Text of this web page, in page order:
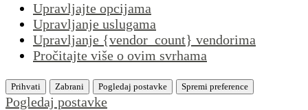
Upravljajte opcijama
Upravljanje uslugama
Upravljanje {vendor_count} vendorima
Pročitajte više o ovim svrhama
Prihvati Zabrani Pogledaj postavke Spremi preference
Pogledaj postavke